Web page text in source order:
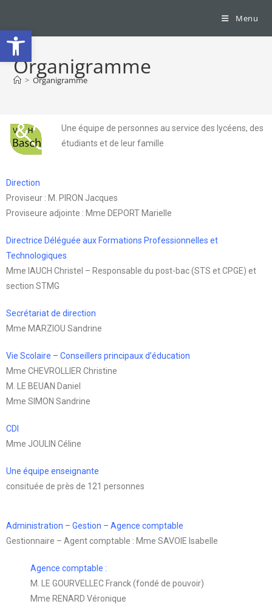
Ouvrir la barre d’outils
Menu
Organigramme
> Organigramme
Une équipe de personnes au service des lycéens, des
étudiants et de leur famille
Direction
Proviseur : M. PIRON Jacques
Proviseure adjointe : Mme DEPORT Marielle
Directrice Déléguée aux Formations Professionnelles et
Technologiques
Mme IAUCH Christel – Responsable du post-bac (STS et CPGE) et
section STMG
Secrétariat de direction
Mme MARZIOU Sandrine
Vie Scolaire – Conseillers principaux d’éducation
Mme CHEVROLLIER Christine
M. LE BEUAN Daniel
Mme SIMON Sandrine
CDI
Mme JOULIN Céline
Une équipe enseignante
consituée de près de 121 personnes
Administration – Gestion – Agence comptable
Gestionnaire – Agent comptable : Mme SAVOIE Isabelle
Agence comptable :
M. LE GOURVELLEC Franck (fondé de pouvoir)
Mme RENARD Véronique